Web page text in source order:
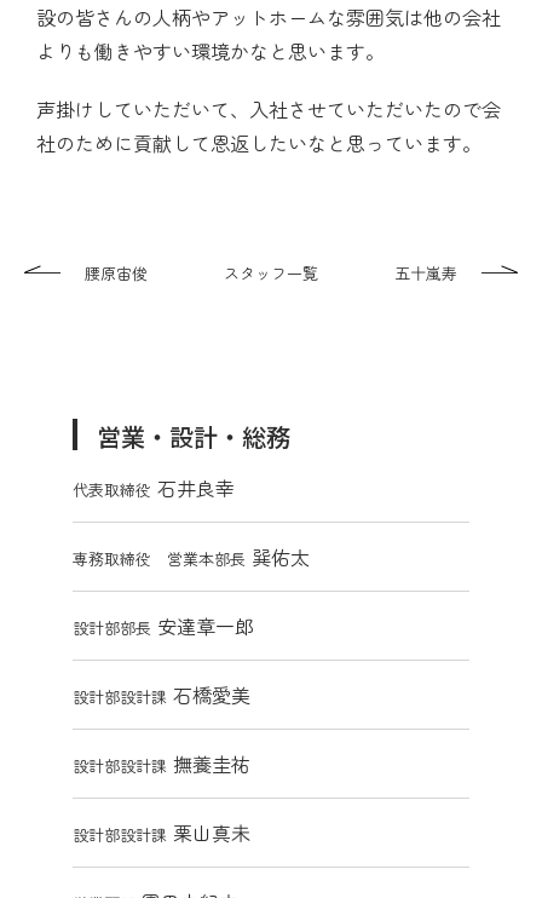
設の皆さんの人柄やアットホームな雰囲気は他の会社
よりも働きやすい環境かなと思います。
声掛けしていただいて、入社させていただいたので会
社のために貢献して恩返したいなと思っています。
腰原宙俊 スタッフ一覧 五十嵐寿
営業・設計・総務
代表取締役 石井良幸
専務取締役 営業本部長 巽佑太
設計部部長 安達章一郎
設計部設計課 石橋愛美
設計部設計課 撫養圭祐
設計部設計課 栗山真未